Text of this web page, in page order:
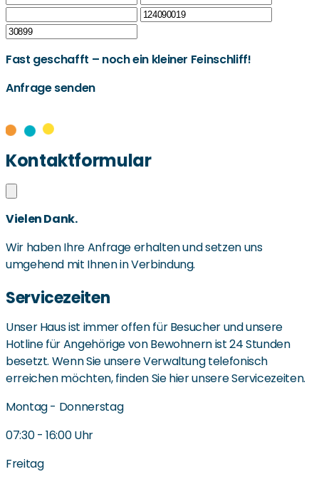
Fast geschafft – noch ein kleiner Feinschliff!
Anfrage senden
Kontaktformular
Vielen Dank.
Wir haben Ihre Anfrage erhalten und setzen uns
umgehend mit Ihnen in Verbindung.
Servicezeiten
Unser Haus ist immer offen für Besucher und unsere
Hotline für Angehörige von Bewohnern ist 24 Stunden
besetzt. Wenn Sie unsere Verwaltung telefonisch
erreichen möchten, finden Sie hier unsere Servicezeiten.
Montag - Donnerstag
07:30 - 16:00 Uhr
Freitag